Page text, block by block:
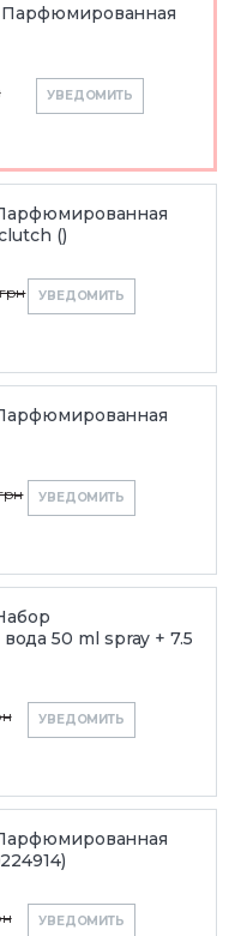
Парфюмированная
УВЕДОМИТЬ
()
УВЕДОМИТЬ
УВЕДОМИТЬ
50 ml spray + 7.5
УВЕДОМИТЬ
УВЕДОМИТЬ